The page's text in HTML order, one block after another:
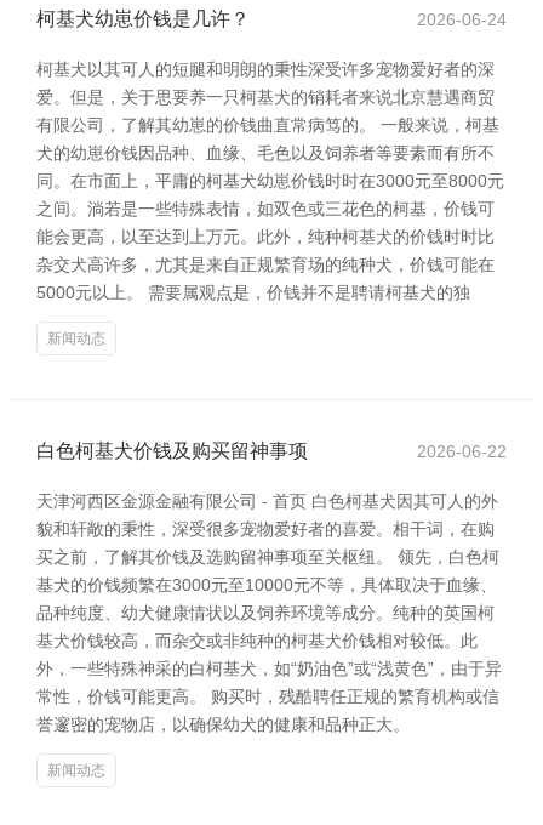
柯基犬幼崽价钱是几许？ 2026-06-24
柯基犬以其可人的短腿和明朗的秉性深受许多宠物爱好者的深
爱。但是，关于思要养一只柯基犬的销耗者来说北京慧遇商贸
有限公司，了解其幼崽的价钱曲直常病笃的。 一般来说，柯基
犬的幼崽价钱因品种、血缘、毛色以及饲养者等要素而有所不
同。在市面上，平庸的柯基犬幼崽价钱时时在3000元至8000元
之间。淌若是一些特殊表情，如双色或三花色的柯基，价钱可
能会更高，以至达到上万元。此外，纯种柯基犬的价钱时时比
杂交犬高许多，尤其是来自正规繁育场的纯种犬，价钱可能在
5000元以上。 需要属观点是，价钱并不是聘请柯基犬的独
新闻动态
白色柯基犬价钱及购买留神事项 2026-06-22
天津河西区金源金融有限公司 - 首页 白色柯基犬因其可人的外
貌和轩敞的秉性，深受很多宠物爱好者的喜爱。相干词，在购
买之前，了解其价钱及选购留神事项至关枢纽。 领先，白色柯
基犬的价钱频繁在3000元至10000元不等，具体取决于血缘、
品种纯度、幼犬健康情状以及饲养环境等成分。纯种的英国柯
基犬价钱较高，而杂交或非纯种的柯基犬价钱相对较低。此
外，一些特殊神采的白柯基犬，如“奶油色”或“浅黄色”，由于异
常性，价钱可能更高。 购买时，残酷聘任正规的繁育机构或信
誉邃密的宠物店，以确保幼犬的健康和品种正大。
新闻动态